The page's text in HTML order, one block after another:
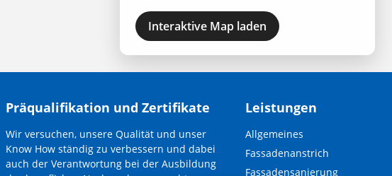
Interaktive Map laden
Präqualifikation und Zertifikate
Wir versuchen, unsere Qualität und unser
Know How ständig zu verbessern und dabei
auch der Verantwortung bei der Ausbildung
Leistungen
Navigation
überspringen
Allgemeines
Fassadenanstrich
Fassadensanierung